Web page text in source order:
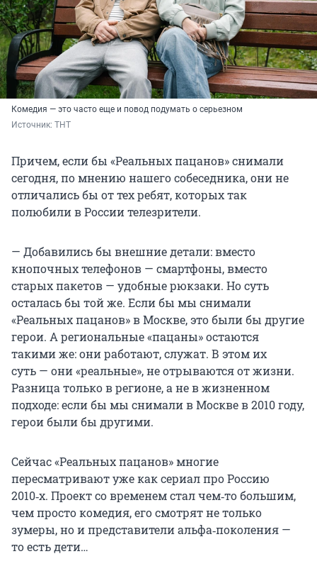
Комедия — это часто еще и повод подумать о серьезном
Источник: ТНТ
Причем, если бы «Реальных пацанов» снимали
сегодня, по мнению нашего собеседника, они не
отличались бы от тех ребят, которых так
полюбили в России телезрители.
— Добавились бы внешние детали: вместо
кнопочных телефонов — смартфоны, вместо
старых пакетов — удобные рюкзаки. Но суть
осталась бы той же. Если бы мы снимали
«Реальных пацанов» в Москве, это были бы другие
герои. А региональные «пацаны» остаются
такими же: они работают, служат. В этом их
суть — они «реальные», не отрываются от жизни.
Разница только в регионе, а не в жизненном
подходе: если бы мы снимали в Москве в 2010 году,
герои были бы другими.
Сейчас «Реальных пацанов» многие
пересматривают уже как сериал про Россию
2010‑х. Проект со временем стал чем‑то большим,
чем просто комедия, его смотрят не только
зумеры, но и представители альфа‑поколения —
то есть дети…